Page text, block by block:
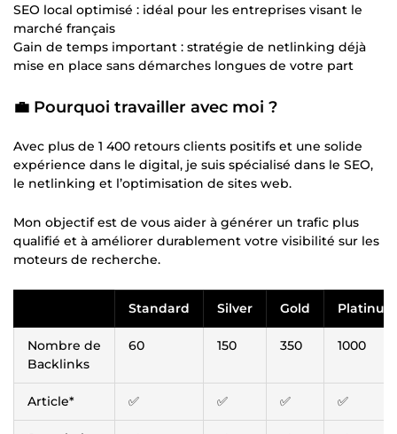
SEO local optimisé : idéal pour les entreprises visant le
marché français
Gain de temps important : stratégie de netlinking déjà
mise en place sans démarches longues de votre part
💼 Pourquoi travailler avec moi ?
Avec plus de 1 400 retours clients positifs et une solide
expérience dans le digital, je suis spécialisé dans le SEO,
le netlinking et l’optimisation de sites web.
Mon objectif est de vous aider à générer un trafic plus
qualifié et à améliorer durablement votre visibilité sur les
moteurs de recherche.
Standard Silver Gold Platinum
Nombre de
Backlinks
60 150 350 1000
Article* ✅ ✅ ✅ ✅